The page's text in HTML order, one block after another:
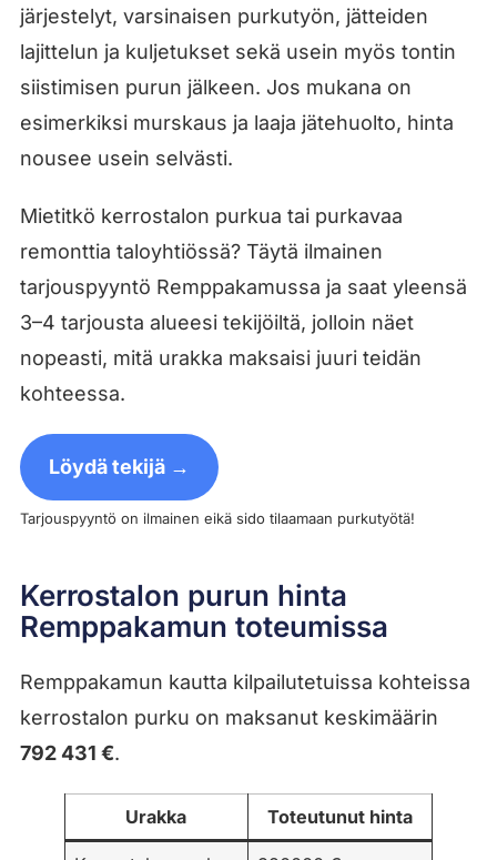
järjestelyt, varsinaisen purkutyön, jätteiden
lajittelun ja kuljetukset sekä usein myös tontin
siistimisen purun jälkeen. Jos mukana on
esimerkiksi murskaus ja laaja jätehuolto, hinta
nousee usein selvästi.
Mietitkö kerrostalon purkua tai purkavaa
remonttia taloyhtiössä? Täytä ilmainen
tarjouspyyntö Remppakamussa ja saat yleensä
3–4 tarjousta alueesi tekijöiltä, jolloin näet
nopeasti, mitä urakka maksaisi juuri teidän
kohteessa.
Löydä tekijä →
Tarjouspyyntö on ilmainen eikä sido tilaamaan purkutyötä!
Kerrostalon purun hinta
Remppakamun toteumissa
Remppakamun kautta kilpailutetuissa kohteissa
kerrostalon purku on maksanut keskimäärin
792 431 €.
Urakka Toteutunut hinta